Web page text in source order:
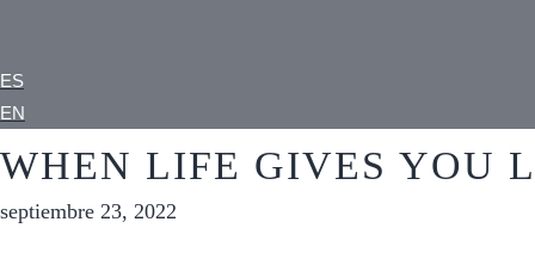
ES
EN
WHEN LIFE GIVES YOU
septiembre 23, 2022